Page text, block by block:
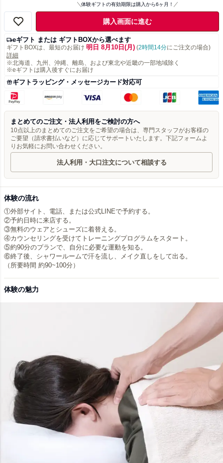
体験ギフトの有効期限は購入から6ヶ月！
購入画面に進む
eギフト または ギフトBOXから選べます
ギフトBOXは、最短のお届け 明日 8月10日(月) (2時間14分にご注文の場合)
詳細
※北海道、九州、沖縄、離島、および東北や近畿の一部地域除く
※eギフトは購入後すぐにお届け
ギフトラッピング・メッセージカード対応可
まとめてのご注文・法人利用をご検討の方へ
10点以上のまとめてのご注文をご希望の場合は、専門スタッフがお客様の
ご要望（請求書払いなど）に応じてサポートいたします。下記フォームよ
りお気軽にお問い合わせください。
法人利用・大口注文について相談する
体験の流れ
①外部サイト、電話、または公式LINEで予約する。
②予約日時に来店する。
③無料のウェアとシューズに着替える。
④カウンセリングを受けてトレーニングプログラムをスタート。
⑤約90分のプランで、自分に必要な運動を知る。
⑥終了後、シャワールームで汗を流し、メイク直しをして出る。
（所要時間 約90~100分）
体験の魅力